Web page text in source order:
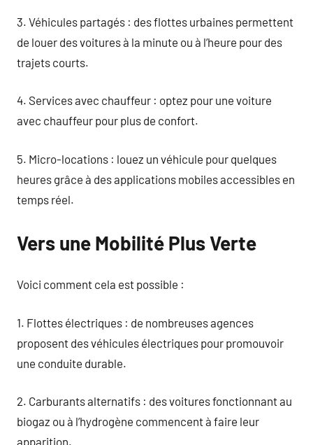
3. Véhicules partagés : des flottes urbaines permettent
de louer des voitures à la minute ou à l’heure pour des
trajets courts.
4. Services avec chauffeur : optez pour une voiture
avec chauffeur pour plus de confort.
5. Micro-locations : louez un véhicule pour quelques
heures grâce à des applications mobiles accessibles en
temps réel.
Vers une Mobilité Plus Verte
Voici comment cela est possible :
1. Flottes électriques : de nombreuses agences
proposent des véhicules électriques pour promouvoir
une conduite durable.
2. Carburants alternatifs : des voitures fonctionnant au
biogaz ou à l’hydrogène commencent à faire leur
apparition.